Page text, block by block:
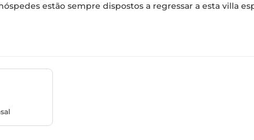
estão sempre dispostos a regressar a esta villa